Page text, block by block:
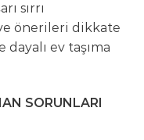
sırrı
önerileri dikkate
ev taşıma
SORUNLARI